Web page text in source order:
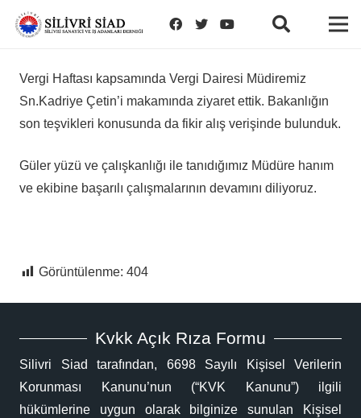
Vergi Haftası kapsamında Vergi Dairesi Müdiremiz
Sn.Kadriye Çetin’i makamında ziyaret ettik. Bakanlığın
son teşvikleri konusunda da fikir alış verişinde bulunduk.
Güler yüzü ve çalışkanlığı ile tanıdığımız Müdüre hanım
ve ekibine başarılı çalışmalarının devamını diliyoruz.
Görüntülenme: 404
Kvkk Açık Rıza Formu
Silivri Siad tarafından, 6698 Sayılı Kişisel Verilerin
Korunması Kanunu’nun (“KVK Kanunu”) ilgili
hükümlerine uygun olarak bilginize sunulan Kişisel